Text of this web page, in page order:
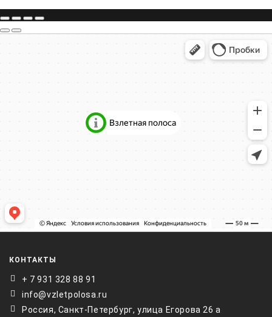
КОНТАКТЫ
+ 7 931 328 88 91
info@vzletpolosa.ru
Россия, Санкт-Петербург, улица Егорова 26 а